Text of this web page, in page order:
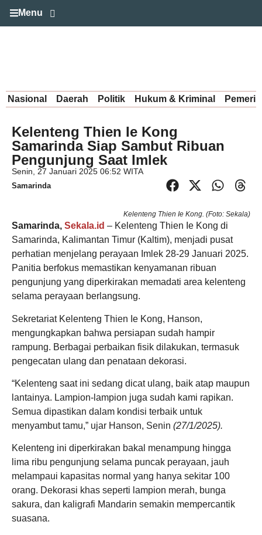
Menu
Nasional Daerah Politik Hukum & Kriminal
Kelenteng Thien Ie Kong
Samarinda Siap Sambut Ribuan
Pengunjung Saat Imlek
Senin, 27 Januari 2025 06:52 WITA
Samarinda
Kelenteng Thien Ie Kong. (Foto: Sekala)
Samarinda, Sekala.id – Kelenteng Thien Ie Kong di
Samarinda, Kalimantan Timur (Kaltim), menjadi pusat
perhatian menjelang perayaan Imlek 28-29 Januari 2025.
Panitia berfokus memastikan kenyamanan ribuan
pengunjung yang diperkirakan memadati area kelenteng
selama perayaan berlangsung.
Sekretariat Kelenteng Thien Ie Kong, Hanson,
mengungkapkan bahwa persiapan sudah hampir
rampung. Berbagai perbaikan fisik dilakukan, termasuk
pengecatan ulang dan penataan dekorasi.
“Kelenteng saat ini sedang dicat ulang, baik atap maupun
lantainya. Lampion-lampion juga sudah kami rapikan.
Semua dipastikan dalam kondisi terbaik untuk
menyambut tamu,” ujar Hanson, Senin (27/1/2025).
Kelenteng ini diperkirakan bakal menampung hingga
lima ribu pengunjung selama puncak perayaan, jauh
melampaui kapasitas normal yang hanya sekitar 100
orang. Dekorasi khas seperti lampion merah, bunga
sakura, dan kaligrafi Mandarin semakin mempercantik
suasana.